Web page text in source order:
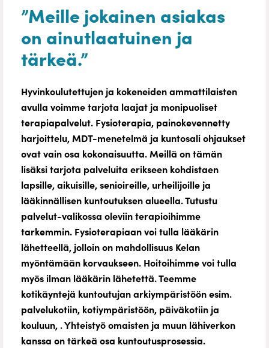
”Meille jokainen asiakas
on ainutlaatuinen ja
tärkeä.”
Hyvinkoulutettujen ja kokeneiden ammattilaisten
avulla voimme tarjota laajat ja monipuoliset
terapiapalvelut. Fysioterapia, painokevennetty
harjoittelu, MDT-menetelmä ja kuntosali ohjaukset
ovat vain osa kokonaisuutta. Meillä on tämän
lisäksi tarjota palveluita erikseen kohdistaen
lapsille, aikuisille, senioireille, urheilijoille ja
lääkinnällisen kuntoutuksen alueella. Tutustu
palvelut-valikossa oleviin terapioihimme
tarkemmin. Fysioterapiaan voi tulla lääkärin
lähetteellä, jolloin on mahdollisuus Kelan
myöntämään korvaukseen. Hoitoihimme voi tulla
myös ilman lääkärin lähetettä. Teemme
kotikäyntejä kuntoutujan arkiympäristöön esim.
palvelukotiin, kotiympäristöön, päiväkotiin ja
kouluun, . Yhteistyö omaisten ja muun lähiverkon
kanssa on tärkeä osa kuntoutusprosessia.